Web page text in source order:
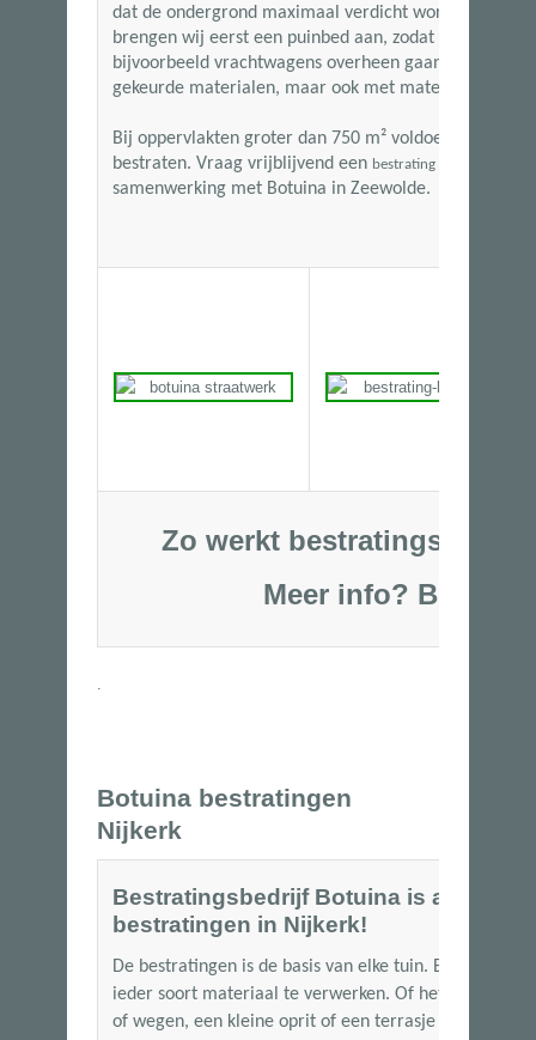
dat de ondergrond maximaal verdicht wordt.
brengen wij eerst een puinbed aan, zodat de
bijvoorbeeld vrachtwagens overheen gaan. Wij
gekeurde materialen, maar ook met materialen van
Bij oppervlakten groter dan 750 m² voldoen wij aan
bestraten. Vraag vrijblijvend een bestrating offerte
samenwerking met Botuina in Zeewolde.
Zo werkt
Meer info? Bel
.
Botuina bestratingen
Nijkerk
Bestratingsbedrijf Botuina is al meer
bestratingen in Nijkerk!
De bestratingen is de basis van elke tuin. Bij Botuina
ieder soort materiaal te verwerken. Of het nu gaat
of wegen, een kleine oprit of een terrasje met